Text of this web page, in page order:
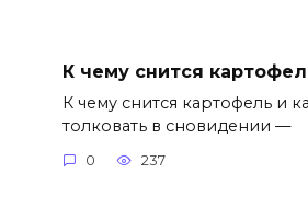
К чему снится
К чему снится картофель и
толковать в сновидении —
0 237